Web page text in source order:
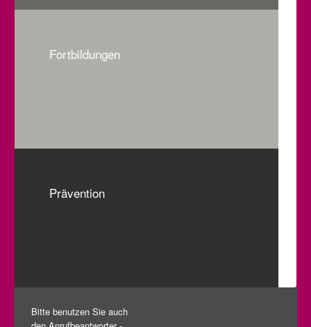
Fortbildungen
Prävention
Bitte benutzen Sie auch